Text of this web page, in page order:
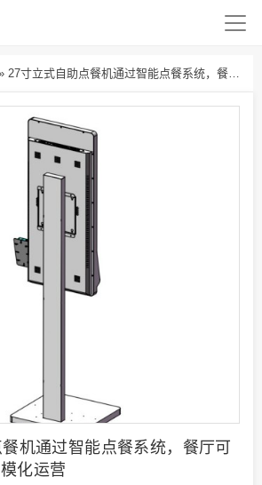
27寸立式自助点餐机通过智能点餐系统，餐厅可实现标准化与规模化运营
机通过智能点餐系统，餐厅可
化运营